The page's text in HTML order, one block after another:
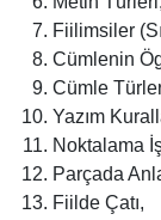
Fiilimsiler
Cümlenin
Cümle
Yazım
Noktalama
Parçada
Fiilde Çatı,